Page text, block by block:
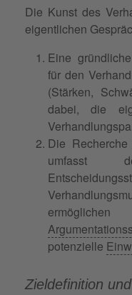
Die Kunst des
eigentlichen
Eine
für den
(Stärken,
dabei, die
Die
umfasst
potenzielle
Zieldefinition